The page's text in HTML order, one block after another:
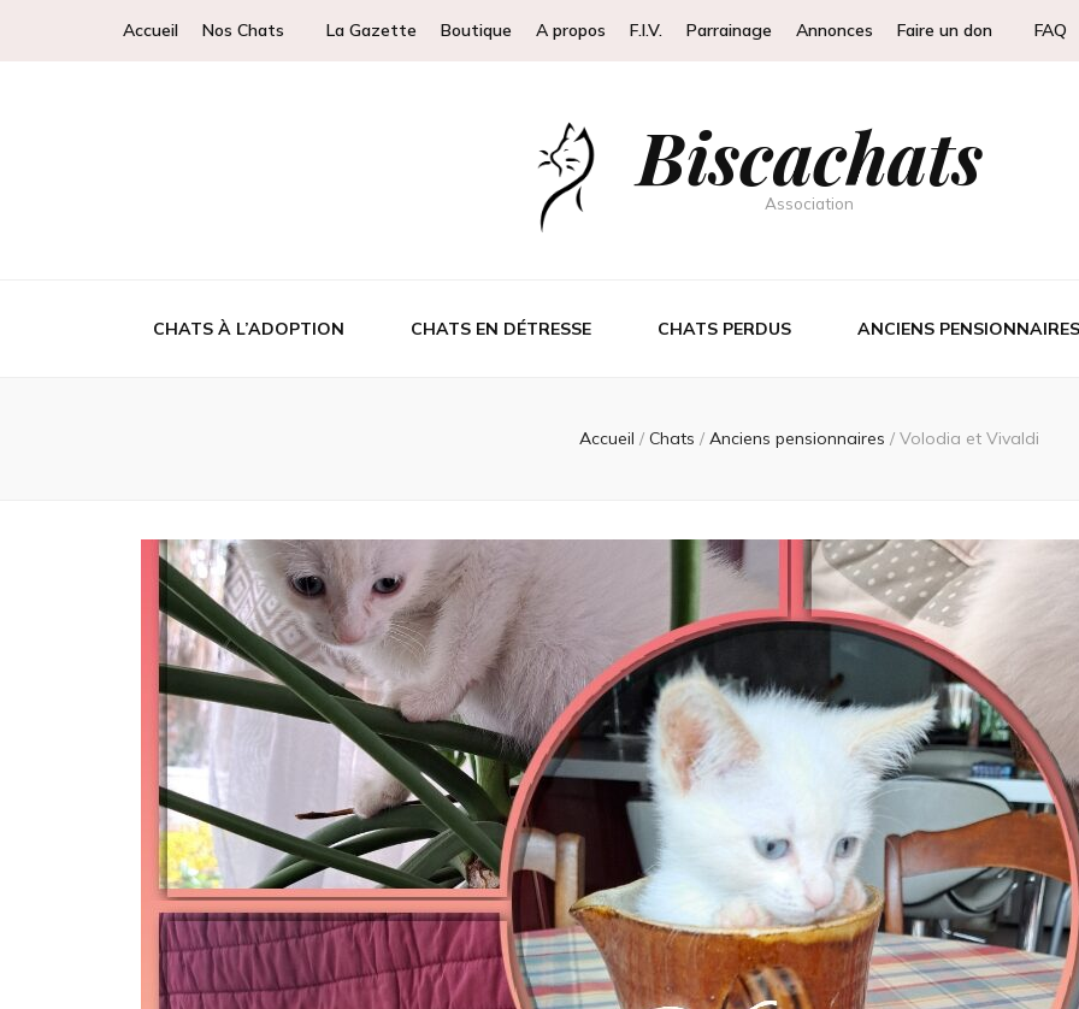
Accueil Nos Chats La Gazette Boutique A propos F.I.V. Parrainage Annonces Faire un don FAQ
Biscachats
Association
CHATS À L’ADOPTION CHATS EN DÉTRESSE CHATS PERDUS ANCIENS PENSIONNAIRES
Accueil / Chats / Anciens pensionnaires / Volodia et Vivaldi